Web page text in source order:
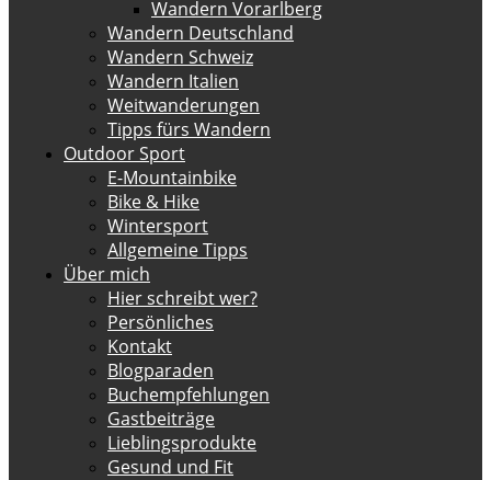
Wandern Vorarlberg
Wandern Deutschland
Wandern Schweiz
Wandern Italien
Weitwanderungen
Tipps fürs Wandern
Outdoor Sport
E-Mountainbike
Bike & Hike
Wintersport
Allgemeine Tipps
Über mich
Hier schreibt wer?
Persönliches
Kontakt
Blogparaden
Buchempfehlungen
Gastbeiträge
Lieblingsprodukte
Gesund und Fit